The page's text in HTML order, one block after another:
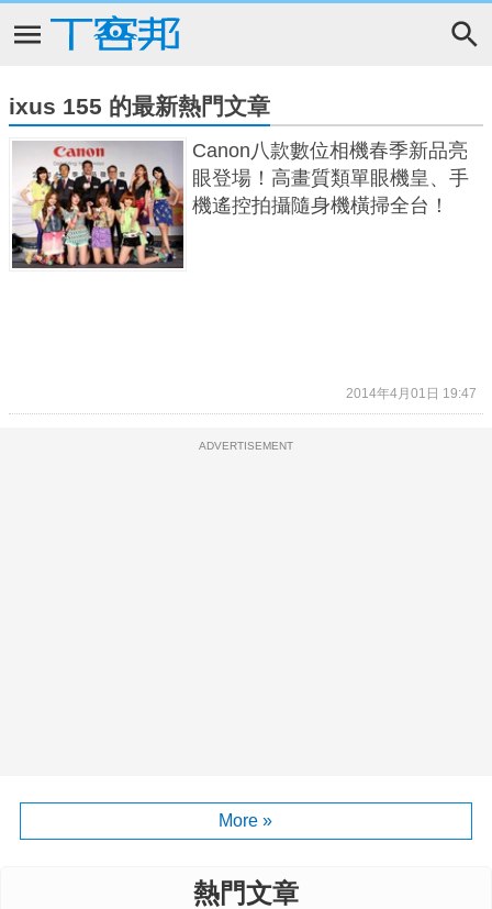
ixus 155 的最新熱門文章
Canon八款數位相機春季新品亮
眼登場！高畫質類單眼機皇、手
機遙控拍攝隨身機橫掃全台！
2014年4月01日 19:47
ADVERTISEMENT
More »
熱門文章